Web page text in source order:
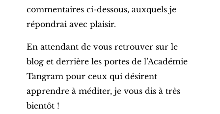
commentaires ci-dessous, auxquels je
répondrai avec plaisir.
En attendant de vous retrouver sur le
blog et derrière les portes de l’Académie
Tangram pour ceux qui désirent
apprendre à méditer, je vous dis à très
bientôt !